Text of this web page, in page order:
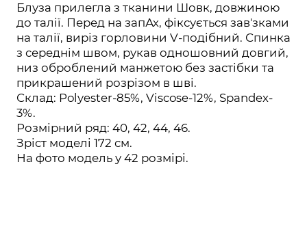
Блуза прилегла з тканини Шовк, довжиною
до талії. Перед на запАх, фіксується зав'зками
на талії, виріз горловини V-подібний. Спинка
з середнім швом, рукав одношовний довгий,
низ оброблений манжетою без застібки та
прикрашений розрізом в шві.
Склад: Polyester-85%, Viscose-12%, Spandex-
3%.
Розмірний ряд: 40, 42, 44, 46.
Зріст моделі 172 см.
На фото модель у 42 розмірі.